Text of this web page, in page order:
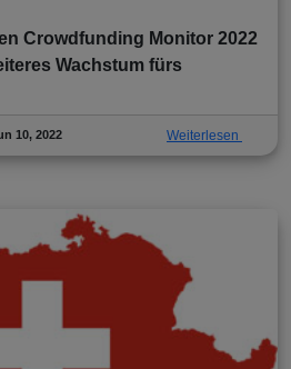
Crowdfunding Monitor 2022
Wachstum fürs
10, 2022 Weiterlesen